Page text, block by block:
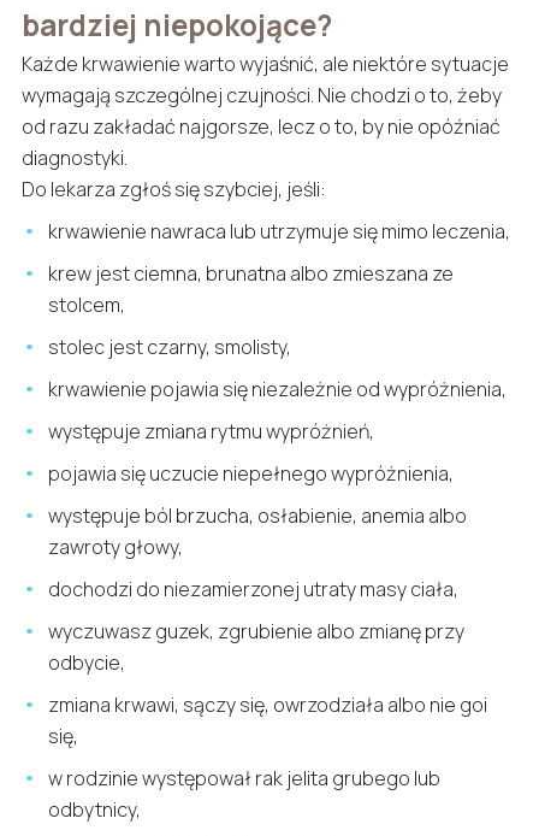
bardziej niepokojące?
Każde krwawienie warto wyjaśnić, ale niektóre sytuacje
wymagają szczególnej czujności. Nie chodzi o to, żeby
od razu zakładać najgorsze, lecz o to, by nie opóźniać
diagnostyki.
Do lekarza zgłoś się szybciej, jeśli:
krwawienie nawraca lub utrzymuje się mimo leczenia,
krew jest ciemna, brunatna albo zmieszana ze
stolcem,
stolec jest czarny, smolisty,
krwawienie pojawia się niezależnie od wypróżnienia,
występuje zmiana rytmu wypróżnień,
pojawia się uczucie niepełnego wypróżnienia,
występuje ból brzucha, osłabienie, anemia albo
zawroty głowy,
dochodzi do niezamierzonej utraty masy ciała,
wyczuwasz guzek, zgrubienie albo zmianę przy
odbycie,
zmiana krwawi, sączy się, owrzodziała albo nie goi
się,
w rodzinie występował rak jelita grubego lub
odbytnicy,